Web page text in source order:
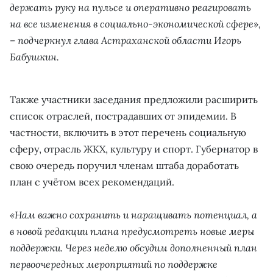
держать руку на пульсе и оперативно реагировать
на все изменения в социально-экономической сфере»,
– подчеркнул глава Астраханской области Игорь
Бабушкин.
Также участники заседания предложили расширить
список отраслей, пострадавших от эпидемии. В
частности, включить в этот перечень социальную
сферу, отрасль ЖКХ, культуру и спорт. Губернатор в
свою очередь поручил членам штаба доработать
план с учётом всех рекомендаций.
«Нам важно сохранить и наращивать потенциал, а
в новой редакции плана предусмотреть новые меры
поддержки. Через неделю обсудим дополненный план
первоочередных мероприятий по поддержке